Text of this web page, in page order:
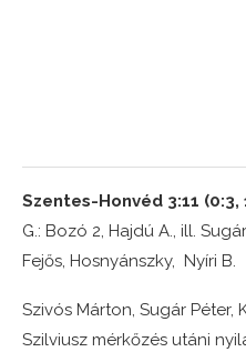
Szentes-Honvéd 3:11 (0:3,
G.: Bozó 2, Hajdú A., ill.
Fejős, Hosnyánszky, Nyíri B.
Szivós Márton, Sugár Péter,
Szilviusz mérkőzés utáni